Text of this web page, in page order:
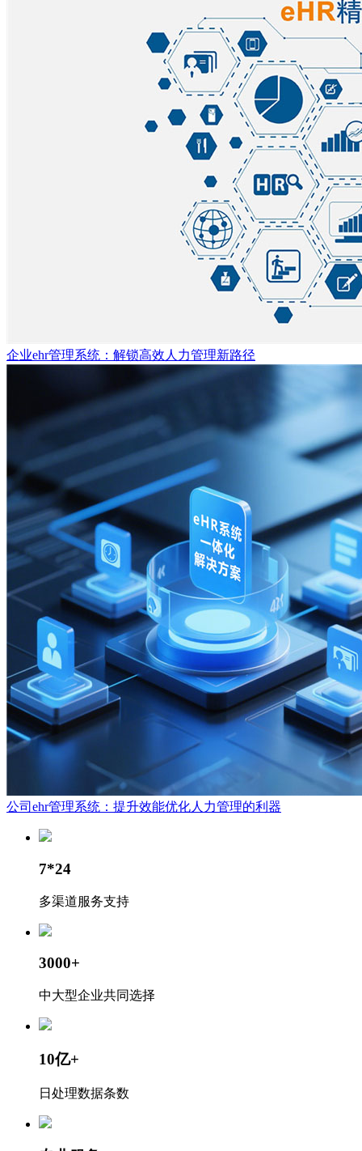
企业ehr管理系统：解锁高效人力管理新路径
公司ehr管理系统：提升效能优化人力管理的利器
7*24
多渠道服务支持
3000+
中大型企业共同选择
10亿+
日处理数据条数